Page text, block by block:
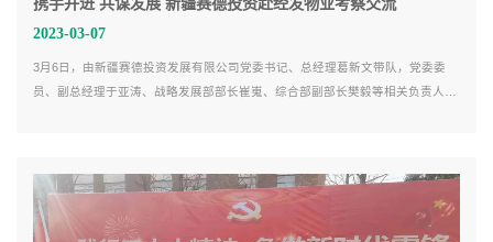
2023-03-07
3月6日，由新疆赛德投资发展有限公司党委书记、总经理葛新文带队，党委委
员、副总经理于亚涛、战略发展部部长崔嵬、综合部副部长樊毅等相关负责人一